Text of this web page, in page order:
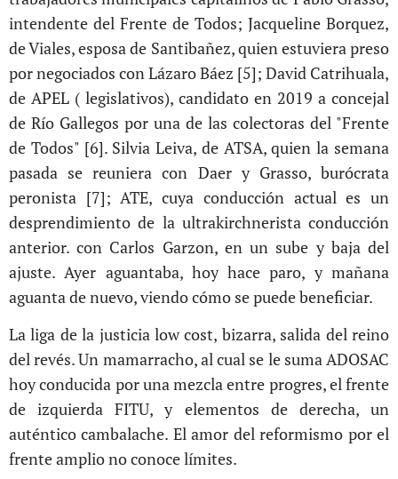
intendente del Frente de Todos; Jacqueline Borquez,
de Viales, esposa de Santibañez, quien estuviera preso
por negociados con Lázaro Báez [5]; David Catrihuala,
de APEL ( legislativos), candidato en 2019 a concejal
de Río Gallegos por una de las colectoras del "Frente
de Todos"[6]. Silvia Leiva, de ATSA, quien la semana
pasada se reuniera con Daer y Grasso, burócrata
peronista [7]; ATE, cuya conducción actual es un
desprendimiento de la ultrakirchnerista conducción
anterior. con Carlos Garzon, en un sube y baja del
ajuste. Ayer aguantaba, hoy hace paro, y mañana
aguanta de nuevo, viendo cómo se puede beneficiar.
La liga de la justicia low cost, bizarra, salida del reino
del revés. Un mamarracho, al cual se le suma ADOSAC
hoy conducida por una mezcla entre progres, el frente
de izquierda FITU, y elementos de derecha, un
auténtico cambalache. El amor del reformismo por el
frente amplio no conoce límites.